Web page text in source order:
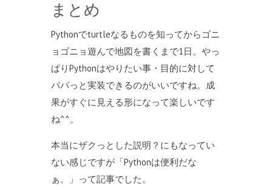
まとめ
Pythonでturtleなるものを知ってからゴニ
ョゴニョ遊んで地図を書くまで1日。やっ
ぱりPythonはやりたい事・目的に対して
パパっと実装できるのがいいですね。成
果がすぐに見える形になって楽しいです
ね^^。
本当にザクっとした説明？にもなってい
ない感じですが「Pythonは便利だな
ぁ。」って記事でした。